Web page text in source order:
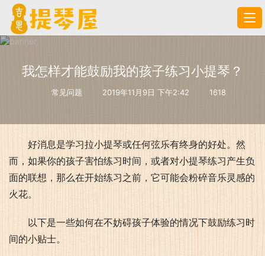
我怎样才能鼓励我的孩子练习小提琴？
常见问题 2019年11月9日 下午2:42 1618
好消息是学习拉小提琴或任何弦乐有终身的好处。然
而，如果你的孩子害怕练习时间，或者对小提琴练习产生负
面的联想，那么在开始练习之前，它可能会粉碎音乐灵感的
火花。
以下是一些如何在不妨碍孩子体验的情况下鼓励练习时
间的小贴士。